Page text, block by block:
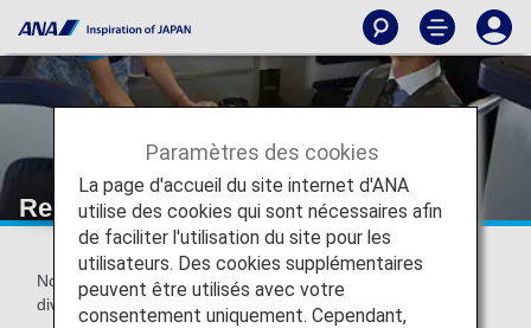
Repas liés à la religion
Nous offrons une large variété de repas conformes aux
diverses confessions religieuses.
Paramètres des cookies
La page d'accueil du site internet d'ANA
utilise des cookies qui sont nécessaires afin
de faciliter l'utilisation du site pour les
utilisateurs. Des cookies supplémentaires
peuvent être utilisés avec votre
consentement uniquement. Cependant,